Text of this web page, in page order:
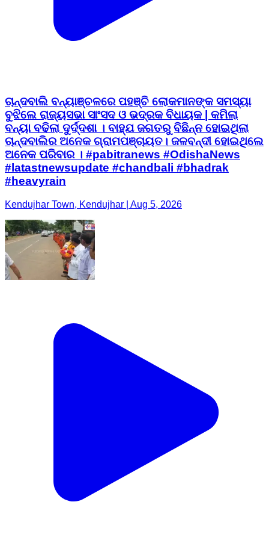
ଚାନ୍ଦବାଲି ବନ୍ୟାଞ୍ଚଳରେ ପହଞ୍ଚି ଲୋକମାନଙ୍କ ସମସ୍ୟା
ବୁଝିଲେ ରାଜ୍ୟସଭା ସାଂସଦ ଓ ଭଦ୍ରକ ବିଧାୟକ | କମିଲା
ବନ୍ୟା ବଢିଲା ଦୁର୍ଦ୍ଦଶା । ବାହ୍ଯ ଜଗତରୁ ବିଛିନ୍ନ ହୋଇଥିଲା
ଚାନ୍ଦବାଲିର ଅନେକ ଗ୍ରାମପଞ୍ଚାୟତ। ଜଳବନ୍ଦୀ ହୋଇଥିଲେ
ଅନେକ ପରିବାର । #pabitranews #OdishaNews
#latastnewsupdate #chandbali #bhadrak
#heavyrain
Kendujhar Town, Kendujhar | Aug 5, 2026